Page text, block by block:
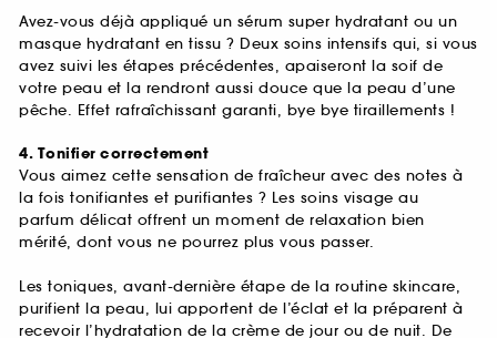
Avez-vous déjà appliqué un sérum super hydratant ou un
masque hydratant en tissu ? Deux soins intensifs qui, si vous
avez suivi les étapes précédentes, apaiseront la soif de
votre peau et la rendront aussi douce que la peau d’une
pêche. Effet rafraîchissant garanti, bye bye tiraillements !
4. Tonifier correctement
Vous aimez cette sensation de fraîcheur avec des notes à
la fois tonifiantes et purifiantes ? Les soins visage au
parfum délicat offrent un moment de relaxation bien
mérité, dont vous ne pourrez plus vous passer.
Les toniques, avant-dernière étape de la routine skincare,
purifient la peau, lui apportent de l’éclat et la préparent à
recevoir l’hydratation de la crème de jour ou de nuit. De